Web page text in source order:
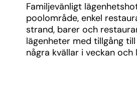
Familjevänligt
poolområde, enkel
strand, barer och
lägenheter med tillgång
några kvällar i veckan